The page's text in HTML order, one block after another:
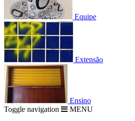
Equipe
Extensão
Ensino
Toggle navigation
MENU